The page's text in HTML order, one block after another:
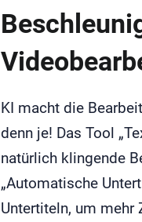
KI macht die
denn je! Das Tool
natürlich klingende
„Automatische
Untertiteln, um mehr